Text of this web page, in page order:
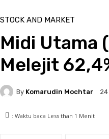
STOCK AND MARKET
Midi Utama
Melejit
By Komarudin Mochtar
: Waktu baca Less than 1 Menit